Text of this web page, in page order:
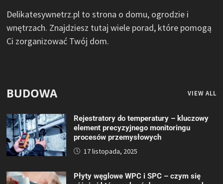
Delikatesywnetrz.pl to strona o domu, ogrodzie i
wnętrzach. Znajdziesz tutaj wiele porad, które pomogą
Ci zorganizować Twój dom.
BUDOWA VIEW ALL
Rejestratory do temperatury – kluczowy
element precyzyjnego monitoringu
procesów przemysłowych
17 listopada, 2025
Płyty węglowe WPC i SPC – czym się